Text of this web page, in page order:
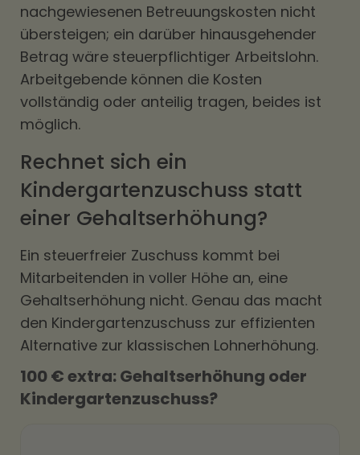
nachgewiesenen Betreuungskosten nicht
übersteigen; ein darüber hinausgehender
Betrag wäre steuerpflichtiger Arbeitslohn.
Arbeitgebende können die Kosten
vollständig oder anteilig tragen, beides ist
möglich.
Rechnet sich ein
Kindergartenzuschuss statt
einer Gehaltserhöhung?
Ein steuerfreier Zuschuss kommt bei
Mitarbeitenden in voller Höhe an, eine
Gehaltserhöhung nicht. Genau das macht
den Kindergartenzuschuss zur effizienten
Alternative zur klassischen Lohnerhöhung.
100 € extra: Gehaltserhöhung oder
Kindergartenzuschuss?